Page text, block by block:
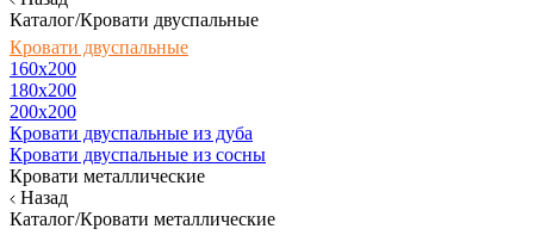
Каталог/Кровати двуспальные
Кровати двуспальные
160х200
180x200
200x200
Кровати двуспальные из дуба
Кровати двуспальные из сосны
Кровати металлические
Назад
Каталог/Кровати металлические